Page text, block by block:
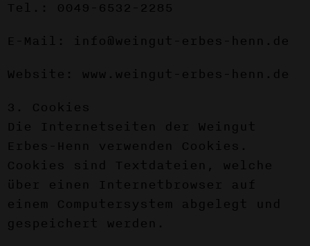
Tel.: 0049-6532-2285
E-Mail: info@weingut-erbes-henn.de
Website: www.weingut-erbes-henn.de
3. Cookies
Die Internetseiten der Weingut
Erbes-Henn verwenden Cookies.
Cookies sind Textdateien, welche
über einen Internetbrowser auf
einem Computersystem abgelegt und
gespeichert werden.